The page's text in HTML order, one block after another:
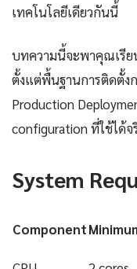
เทคโนโลยีเดียวกันนี้
บทความนี้จะพาคุณเรีย
ตั้งแต่พื้นฐานการติดตั้ง
Production
configuration ที่ใช้ได้จ
System
Component